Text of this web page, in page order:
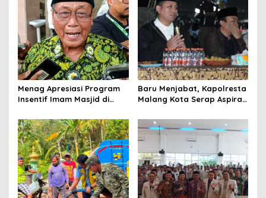
g
a
t
i
o
n
Menag Apresiasi Program
Insentif Imam Masjid di
Model Nasional
Baru Menjabat, Kapolresta
Malang Kota Serap Aspirasi
Kamtibmas